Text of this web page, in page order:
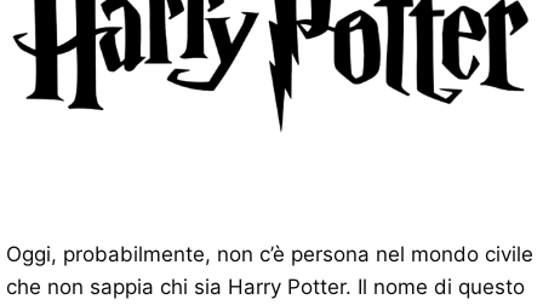
Oggi, probabilmente, non c’è persona nel mondo civile
che non sappia chi sia Harry Potter. Il nome di questo